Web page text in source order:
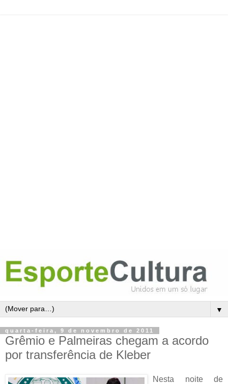
▼
quarta-feira, 9 de novembro de 2011
Grêmio e Palmeiras chegam a acordo
por transferência de Kleber
Nesta noite de